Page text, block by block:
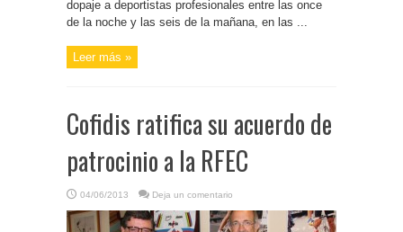
dopaje a deportistas profesionales entre las once
de la noche y las seis de la mañana, en las ...
Leer más »
Cofidis ratifica su acuerdo de
patrocinio a la RFEC
04/06/2013 Deja un comentario